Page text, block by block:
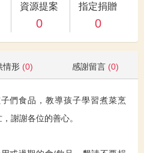
資源提案
0
指定捐贈
0
情形 (0) 感謝留言 (0)
們食品，教導孩子學習煮菜烹
謝謝各位的善心。